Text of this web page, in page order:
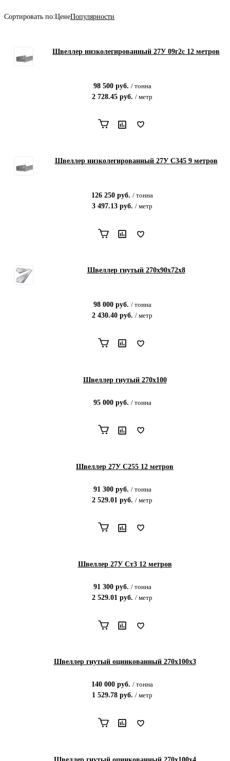
Сортировать по:ЦенеПопулярности
Швеллер низколегированный 27У 09г2с 12 метров
98 500руб. / тонна
2 728.45 руб. / метр
Швеллер низколегированный 27У С345 9 метров
126 250 руб. / тонна
3 497.13 руб. / метр
Швеллер гнутый 270х90х72х8
98 000руб. / тонна
2 430.40 руб. / метр
Швеллер гнутый 270х100
95 000руб. / тонна
Швеллер 27У С255 12 метров
91 300руб. / тонна
2 529.01 руб. / метр
Швеллер 27У Ст3 12 метров
91 300руб. / тонна
2 529.01 руб. / метр
Швеллер гнутый оцинкованный 270х100х3
140 000 руб. / тонна
1 529.78 руб. / метр